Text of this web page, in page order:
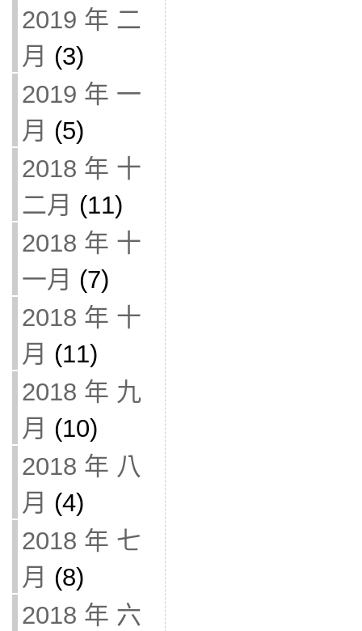
2019 年 二
月 (3)
2019 年 一
月 (5)
2018 年 十
二月 (11)
2018 年 十
一月 (7)
2018 年 十
月 (11)
2018 年 九
月 (10)
2018 年 八
月 (4)
2018 年 七
月 (8)
2018 年 六